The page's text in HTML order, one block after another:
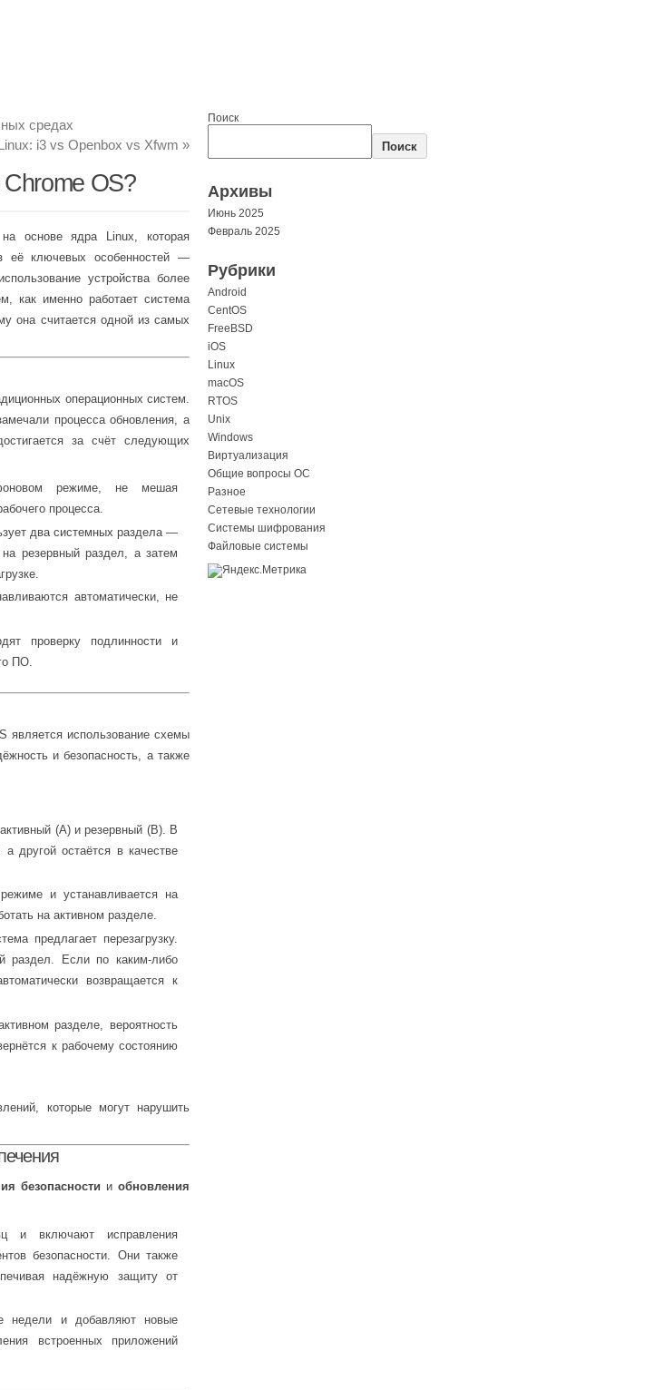
средах
i3 vs Openbox vs Xfwm »
Chrome OS?
основе ядра Linux, которая
её ключевых особенностей —
устройства более
как именно работает система
она считается одной из самых
операционных систем.
процесса обновления, а
за счёт следующих
режиме, не мешая
процесса.
два системных раздела —
резервный раздел, а затем
автоматически, не
проверку подлинности и
ПО.
является использование схемы
и безопасность, а также
(A) и резервный (B). В
другой остаётся в качестве
и устанавливается на
на активном разделе.
предлагает перезагрузку.
раздел. Если по каким-либо
возвращается к
разделе, вероятность
к рабочему состоянию
которые могут нарушить
безопасности иобновления
и включают исправления
безопасности. Они также
надёжную защиту от
недели и добавляют новые
встроенных приложений
Поиск
Поиск
Архивы
Июнь 2025
Февраль 2025
Рубрики
Android
CentOS
FreeBSD
iOS
Linux
macOS
RTOS
Unix
Windows
Виртуализация
Общие вопросы ОС
Разное
Сетевые технологии
Системы шифрования
Файловые системы